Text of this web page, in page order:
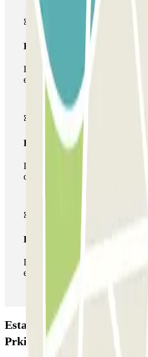
Passe simples
Durante a sua estadia, só poderá
estacionamento uma vez.
Passe multiestacionamento
Durante a sua estadia, pode
de estacionamento deste
Passe ilimitado
Durante a sua estadia, pode
estacionamento as vezes que
Estacionamento Litvak -
Prking: Opiniões